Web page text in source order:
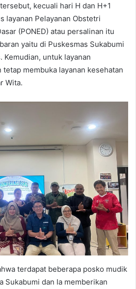
kecuali hari H dan H+1
layanan Pelayanan Obstetri
(PONED) atau persalinan itu
yaitu di Puskesmas Sukabumi
Kemudian, untuk layanan
membuka layanan kesehatan
Wita.
terdapat beberapa posko mudik
Sukabumi dan Ia memberikan